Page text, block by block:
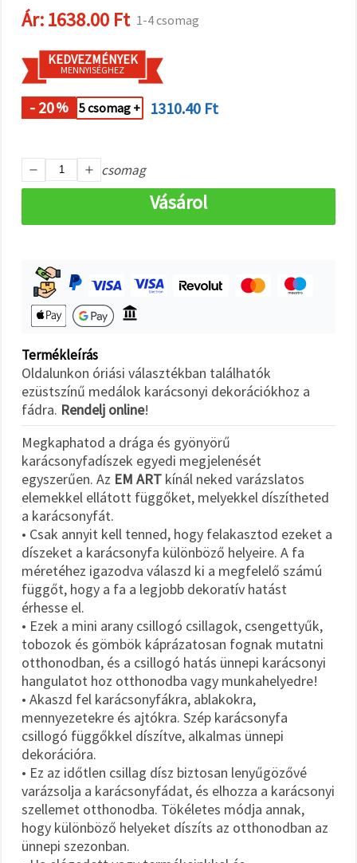
elfogadhatja
az összes
Beállításokban
megadhatja
preferenciáit
az adott
típusú sütik
gombra
Beállítások
Ár:1638.00 Ft 1-4 csomag
KEDVEZMÉNYEK
MENNYISÉGHEZ
- 20% 5 csomag + 1310.40 Ft
csomag
Vásárol
Termékleírás
Oldalunkon óriási választékban találhatók
ezüstszínű medálok karácsonyi dekorációkhoz a
fádra. Rendelj online!
Megkaphatod a drága és gyönyörű
karácsonyfadíszek egyedi megjelenését
egyszerűen. Az EM ART kínál neked varázslatos
elemekkel ellátott függőket, melyekkel díszítheted
a karácsonyfát.
• Csak annyit kell tenned, hogy felakasztod ezeket a
díszeket a karácsonyfa különböző helyeire. A fa
méretéhez igazodva válaszd ki a megfelelő számú
függőt, hogy a fa a legjobb dekoratív hatást
érhesse el.
• Ezek a mini arany csillogó csillagok, csengettyűk,
tobozok és gömbök káprázatosan fognak mutatni
otthonodban, és a csillogó hatás ünnepi karácsonyi
hangulatot hoz otthonodba vagy munkahelyedre!
• Akaszd fel karácsonyfákra, ablakokra,
mennyezetekre és ajtókra. Szép karácsonyfa
csillogó függőkkel díszítve, alkalmas ünnepi
dekorációra.
• Ez az időtlen csillag dísz biztosan lenyűgözővé
varázsolja a karácsonyfádat, és elhozza a karácsonyi
szellemet otthonodba. Tökéletes módja annak,
hogy különböző helyeket díszíts az otthonodban az
ünnepi szezonban.